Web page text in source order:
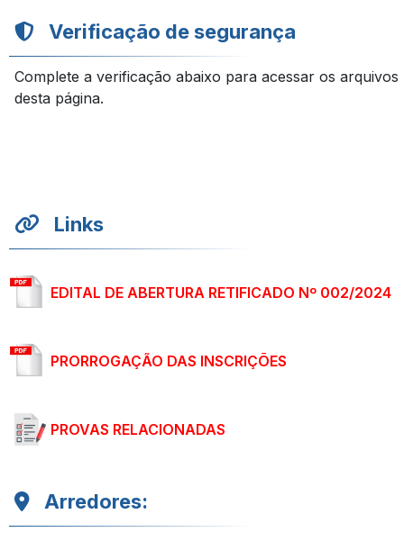
Verificação de segurança
Complete a verificação abaixo para acessar os arquivos
desta página.
Links
EDITAL DE ABERTURA RETIFICADO Nº 002/2024
PRORROGAÇÃO DAS INSCRIÇÕES
PROVAS RELACIONADAS
Arredores: